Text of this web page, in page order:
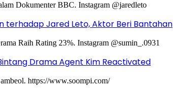
terhadap Jared Leto, Aktor Beri Bantahan
Drama Agent Kim Reactivated